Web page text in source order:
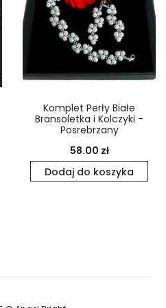
Komplet Perły Białe
Bransoletka i Kolczyki -
Posrebrzany
58.00 zł
Dodaj do koszyka